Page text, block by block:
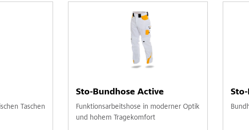
Taschen
Sto-Bundhose Active
Funktionsarbeitshose in moderner Optik
und hohem Tragekomfort